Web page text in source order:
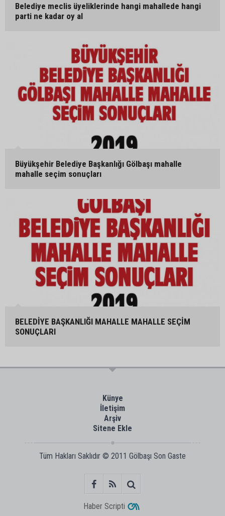
Belediye meclis üyeliklerinde hangi mahallede hangi
parti ne kadar oy al
Büyükşehir Belediye Başkanlığı Gölbaşı mahalle
mahalle seçim sonuçları
BELEDİYE BAŞKANLIĞI MAHALLE MAHALLE SEÇİM
SONUÇLARI
Künye
İletişim
Arşiv
Sitene Ekle
Tüm Hakları Saklıdır © 2011 Gölbaşı Son Gaste
Haber Scripti